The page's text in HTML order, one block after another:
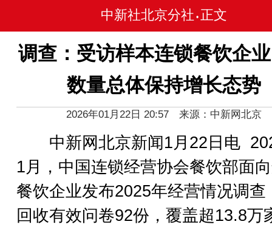
中新社北京分社 • 正文
调查：受访样本连锁餐饮企
数量总体保持增长态势
2026年01月22日 20:57 来源：中新网北京
中新网北京新闻1月22日电
1月，中国连锁经营协会餐饮部面
餐饮企业发布2025年经营情况调查
回收有效问卷92份，覆盖超13.8万